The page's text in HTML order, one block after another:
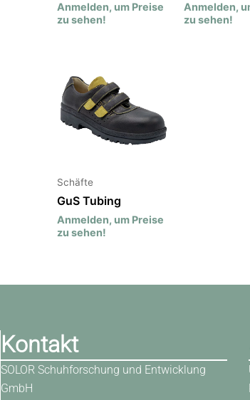
Anmelden, um Preise
zu sehen!
Anmelden,
zu sehen!
Schäfte
GuS Tubing
Anmelden, um Preise
zu sehen!
Kontakt
SOLOR Schuhforschung und Entwicklung
GmbH